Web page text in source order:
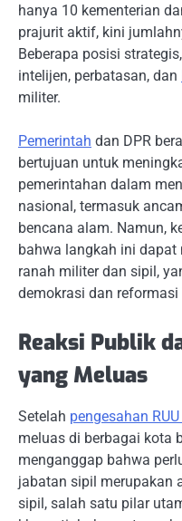
hanya 10 kementerian
prajurit aktif, kini
Beberapa posisi
intelijen, perbatasan, dan
militer.
Pemerintah dan DPR
bertujuan untuk
pemerintahan dalam
nasional, termasuk
bencana alam. Namun,
bahwa langkah ini
ranah militer dan sipil,
demokrasi dan reformasi
Reaksi Publik
yang Meluas
Setelah pengesahan
meluas di berbagai kota
menganggap bahwa
jabatan sipil merupakan
sipil, salah satu pilar